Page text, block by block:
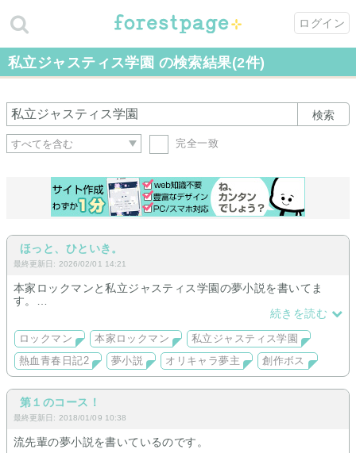
ログイン
私立ジャスティス学園 の検索結果(2件)
検索
完全一致
ほっと、ひといき。
最終更新日: 2026/02/01 14:21
本家ロックマンと私立ジャスティス学園の夢小説を書いてま
す。
夢主は複数おり、オリキャラ並みの設定が付いてます。続きを読む
ロックマン 本家ロックマン
私立ジャスティス学園
熱血青春日記2
夢小説 オリキャラ夢主 創作ボス
第１のコース！
最終更新日: 2018/01/09 10:38
流先輩の夢小説を書いているのです。